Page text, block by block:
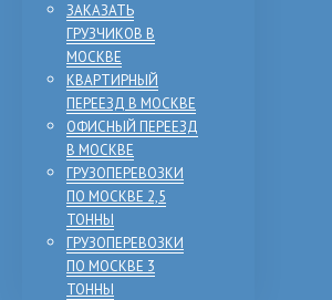
ЗАКАЗАТЬ
ГРУЗЧИКОВ В
МОСКВЕ
КВАРТИРНЫЙ
ПЕРЕЕЗД В МОСКВЕ
ОФИСНЫЙ ПЕРЕЕЗД
В МОСКВЕ
ГРУЗОПЕРЕВОЗКИ
ПО МОСКВЕ 2,5
ТОННЫ
ГРУЗОПЕРЕВОЗКИ
ПО МОСКВЕ 3
ТОННЫ